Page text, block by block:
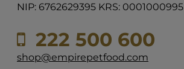
NIP: 6762629395 KRS: 0001000995
222 500 600
shop@empirepetfood.com